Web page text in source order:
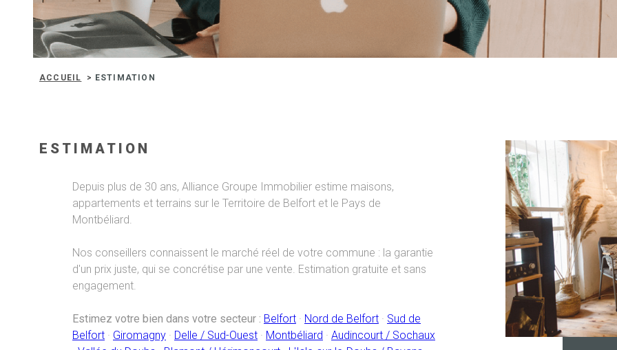
ACCUEIL ESTIMATION
ESTIMATION
Depuis plus de 30 ans, Alliance Groupe Immobilier estime maisons,
appartements et terrains sur le Territoire de Belfort et le Pays de
Montbéliard.
Nos conseillers connaissent le marché réel de votre commune : la garantie
d'un prix juste, qui se concrétise par une vente. Estimation gratuite et sans
engagement.
Estimez votre bien dans votre secteur : Belfort · Nord de Belfort · Sud de
Belfort · Giromagny · Delle / Sud-Ouest · Montbéliard · Audincourt / Sochaux